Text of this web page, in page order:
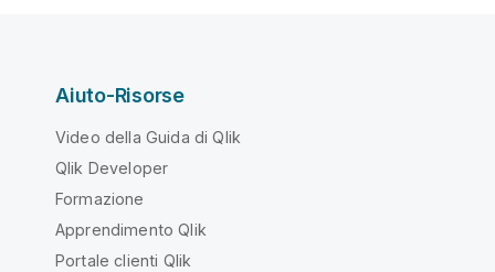
Aiuto-Risorse
Video della Guida di Qlik
Qlik Developer
Formazione
Apprendimento Qlik
Portale clienti Qlik